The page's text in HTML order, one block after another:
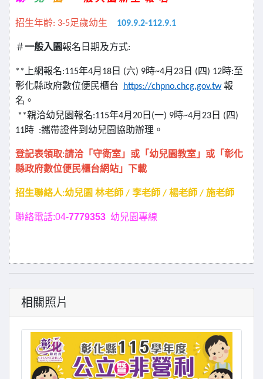
招生年齡: 3-5足歲幼生 109.9.2-112.9.1
＃一般入園報名日期及方式:
**上網報名:115年4月18日 (六) 9時~4月23日 (四) 12時:至
彰化縣政府數位便民櫃台
https://chpno.chcg.gov.tw 報
名。
**親洽幼兒園報名:115年4月20日(一) 9時~4月23日 (四)
11時 :攜帶證件到幼兒園協助辦理。
登記表領取:請洽「守衛室」或「幼兒園教室」或「彰化
縣政府數位便民櫃台網站」下載
招生聯絡人:幼兒園 林老師 / 李老師 / 楊老師 / 施老師
聯絡電話:04-7779353 幼兒園專線
相關照片